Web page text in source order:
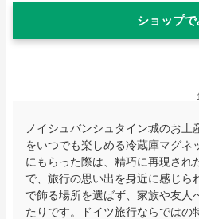
ショップで
ノイシュバンシュタイン城のお
をいつでも楽しめる冷蔵庫マグネ
にもらった際は、精巧に再現され
で、旅行の思い出を身近に感じら
で飾る場所を選ばず、家族や友人
たりです。ドイツ旅行ならではの